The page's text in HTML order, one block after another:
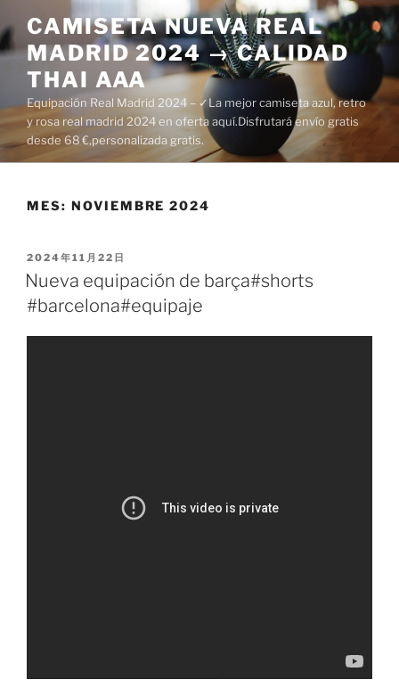
al
contenido
CAMISETA NUEVA REAL
MADRID 2024 → CALIDAD
THAI AAA
Equipación Real Madrid 2024 – ✓La mejor camiseta azul, retro
y rosa real madrid 2024 en oferta aquí.Disfrutará envío gratis
desde 68 €,personalizada gratis.
MES: NOVIEMBRE 2024
PUBLICADO
EL
2024年11月22日
Nueva equipación de barça#shorts
#barcelona#equipaje